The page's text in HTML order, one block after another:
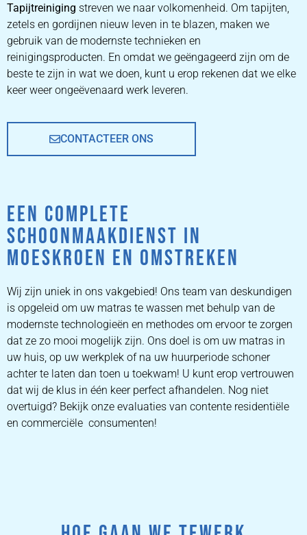
ZETEL REINIGEN DOOR
PROFESSIONALS
PRIJZEN
Tapijtreiniging streven we naar volkomenheid. Om tapijten,
zetels en gordijnen nieuw leven in te blazen, maken we
gebruik van de modernste technieken en
reinigingsproducten. En omdat we geëngageerd zijn om de
beste te zijn in wat we doen, kunt u erop rekenen dat we elke
keer weer ongeëvenaard werk leveren.
CONTACTEER ONS
EEN COMPLETE
SCHOONMAAKDIENST IN
MOESKROEN EN OMSTREKEN
Wij zijn uniek in ons vakgebied! Ons team van deskundigen
is opgeleid om uw matras te wassen met behulp van de
modernste technologieën en methodes om ervoor te zorgen
dat ze zo mooi mogelijk zijn. Ons doel is om uw matras in
uw huis, op uw werkplek of na uw huurperiode schoner
achter te laten dan toen u toekwam! U kunt erop vertrouwen
dat wij de klus in één keer perfect afhandelen. Nog niet
overtuigd? Bekijk onze evaluaties van contente residentiële
en commerciële consumenten!